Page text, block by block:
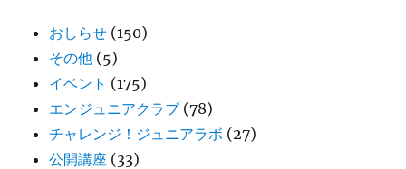
おしらせ (150)
その他 (5)
イベント (175)
エンジュニアクラブ (78)
チャレンジ！ジュニアラボ (27)
公開講座 (33)